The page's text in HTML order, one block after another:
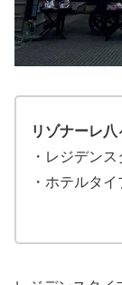
リゾナーレ
・レジデン
・ホテルタイ